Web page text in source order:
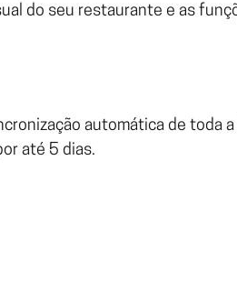
do seu restaurante e as
automática de toda
até 5 dias.